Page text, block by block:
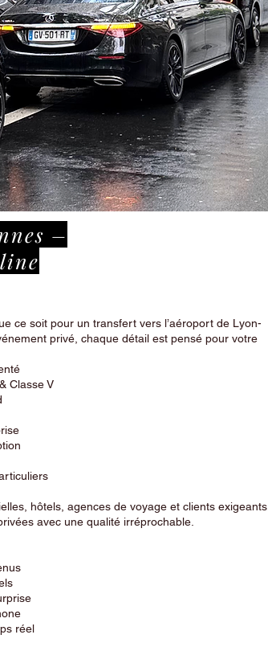
–
ce soit pour un transfert vers l’aéroport de Lyon-
privé, chaque détail est pensé pour votre
Classe V
hôtels, agences de voyage et clients exigeants.
avec une qualité irréprochable.
réel